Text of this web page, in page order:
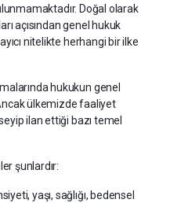
Doğal olarak
açısından genel hukuk
nitelikte herhangi bir ilke
hukukun genel
ülkemizde faaliyet
ilan ettiği bazı temel
şunlardır:
yaşı, sağlığı, bedensel